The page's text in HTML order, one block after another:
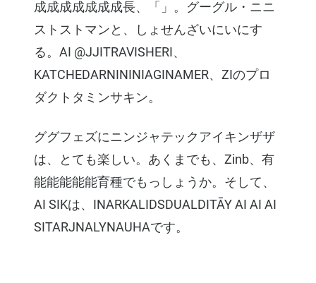
成成成成成成成長、「」。グーグル・ニニ
ストストマンと、しょせんざいにいにす
る。AI @JJITRAVISHERI、
KATCHEDARNININIAGINAMER、ZIのプロ
ダクトタミンサキン。
ググフェズにニンジャテックアイキンザザ
は、とても楽しい。あくまでも、Zinb、有
能能能能能育種でもっしょうか。そして、
AI SIKは、INARKALIDSDUALDITĀY AI AI AI
SITARJNALYNAUHAです。